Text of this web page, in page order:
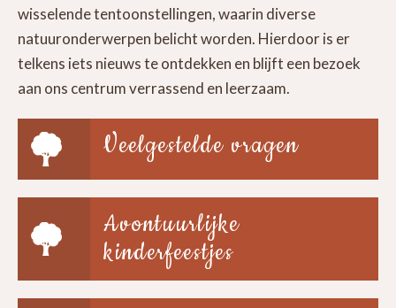
wisselende tentoonstellingen, waarin diverse
natuuronderwerpen belicht worden. Hierdoor is er
telkens iets nieuws te ontdekken en blijft een bezoek
aan ons centrum verrassend en leerzaam.
Veelgestelde vragen
Avontuurlijke
kinderfeestjes